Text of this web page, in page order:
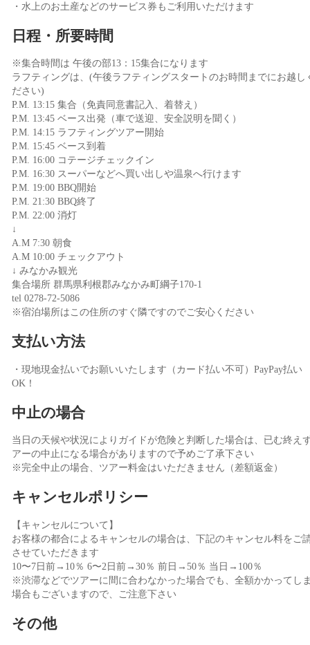
・水上のお土産などのサービス券もご利用いただけます
日程・所要時間
※集合時間は 午後の部13：15集合になります
ラフティングは、(午後ラフティングスタートのお時間までにお越し
ださい)
P.M. 13:15 集合（免責同意書記入、着替え）
P.M. 13:45 ベース出発（車で送迎、安全説明を聞く）
P.M. 14:15 ラフティングツアー開始
P.M. 15:45 ベース到着
P.M. 16:00 コテージチェックイン
P.M. 16:30 スーパーなどへ買い出しや温泉へ行けます
P.M. 19:00 BBQ開始
P.M. 21:30 BBQ終了
P.M. 22:00 消灯
↓
A.M 7:30 朝食
A.M 10:00 チェックアウト
↓ みなかみ観光
集合場所 群馬県利根郡みなかみ町綱子170-1
tel 0278-72-5086
※宿泊場所はこの住所のすぐ隣ですのでご安心ください
支払い方法
・現地現金払いでお願いいたします（カード払い不可）PayPay払い
OK！
中止の場合
当日の天候や状況によりガイドが危険と判断した場合は、已む終え
アーの中止になる場合がありますので予めご了承下さい
※完全中止の場合、ツアー料金はいただきません（差額返金）
キャンセルポリシー
【キャンセルについて】
お客様の都合によるキャンセルの場合は、下記のキャンセル料をご
させていただきます
10〜7日前→10％ 6〜2日前→30％ 前日→50％ 当日→100％
※渋滞などでツアーに間に合わなかった場合でも、全額かかってし
場合もございますので、ご注意下さい
その他